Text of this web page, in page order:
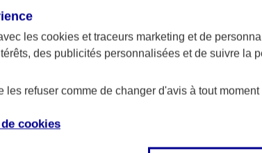
Epargnez sans y
les cookies et traceurs marketing et de
des publicités personnalisées et de suivre la
les refuser comme de changer d'avis à tout
cookies